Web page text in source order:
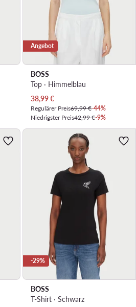
Angebot
BOSS
Top · Himmelblau
Aktueller Preis
38,99€
Regulärer Preis69,99 €-44%
Niedrigster Preis42,99 €-9%
-29%
BOSS
T-Shirt · Schwarz